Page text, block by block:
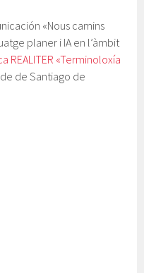
«Nous camins
planer i IA en l’àmbit
REALITER «Terminoloxía
de Santiago de